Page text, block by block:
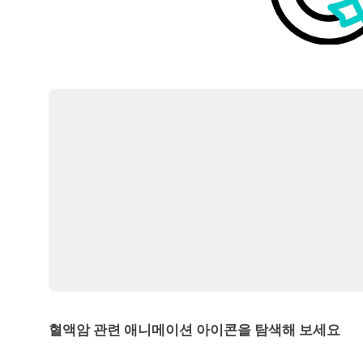
혈액암 관련 애니메이션 아이콘을 탐색해 보세요